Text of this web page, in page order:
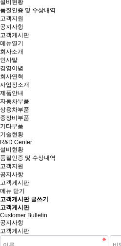
설비현황
품질인증 및 수상내역
고객지원
공지사항
고객게시판
메뉴열기
회사소개
인사말
경영이념
회사연혁
사업장소개
제품안내
자동차부품
상용차부품
중장비부품
기타부품
기술현황
R&D Center
설비현황
품질인증 및 수상내역
고객지원
공지사항
고객게시판
메뉴 닫기
고객게시판 글쓰기
고객게시판
Customer Bulletin
공지사항
고객게시판